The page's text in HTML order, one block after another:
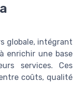
globale, intégrant
enrichir une base
services. Ces
coûts, qualité